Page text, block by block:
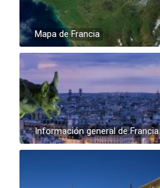
Mapa de Francia
Información general de Francia